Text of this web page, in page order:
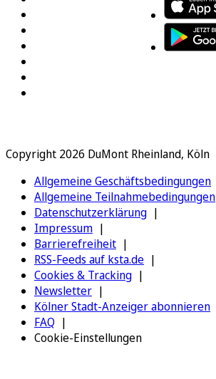
Copyright 2026 DuMont Rheinland, Köln
Allgemeine Geschäftsbedingungen
Allgemeine Teilnahmebedingungen
Datenschutzerklärung
Impressum
Barrierefreiheit
RSS-Feeds auf ksta.de
Cookies & Tracking
Newsletter
Kölner Stadt-Anzeiger abonnieren
FAQ
Cookie-Einstellungen